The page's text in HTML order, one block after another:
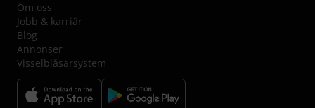
Om oss
Jobb & karriär
Blog
Annonser
Visselblåsarsystem